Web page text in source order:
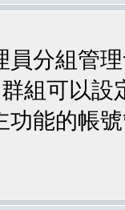
員分組管
組可以
功能的帳